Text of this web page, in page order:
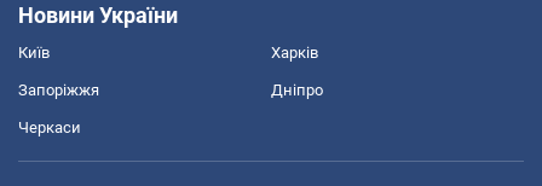
Новини України
Київ Харків
Запоріжжя Дніпро
Черкаси